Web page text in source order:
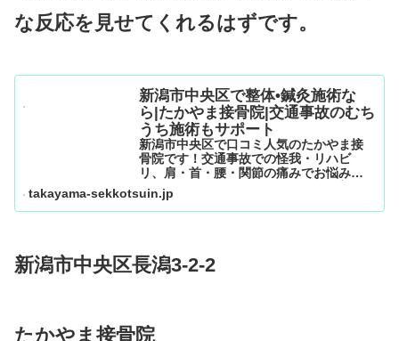
な反応を見せてくれるはずです。
新潟市中央区で整体•鍼灸施術な
ら|たかやま接骨院|交通事故のむち
うち施術もサポート
新潟市中央区で口コミ人気のたかやま接
骨院です！交通事故での怪我・リハビ
リ、肩・首・腰・関節の痛みでお悩みで
はありませんか？どこに行っても改善さ
れなかった痛み・疲労を骨格矯正×鍼灸×
筋膜リリースで根本改善＆早期回復いた
takayama-sekkotsuin.jp
新潟市中央区長潟3-2-2
たかやま接骨院